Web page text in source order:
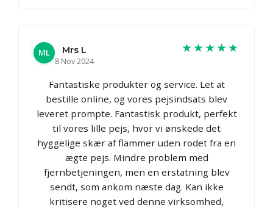
ML
Mrs L
8 Nov 2024
★★★★★
Fantastiske produkter og service. Let at
bestille online, og vores pejsindsats blev
leveret prompte. Fantastisk produkt, perfekt
til vores lille pejs, hvor vi ønskede det
hyggelige skær af flammer uden rodet fra en
ægte pejs. Mindre problem med
fjernbetjeningen, men en erstatning blev
sendt, som ankom næste dag. Kan ikke
kritisere noget ved denne virksomhed,